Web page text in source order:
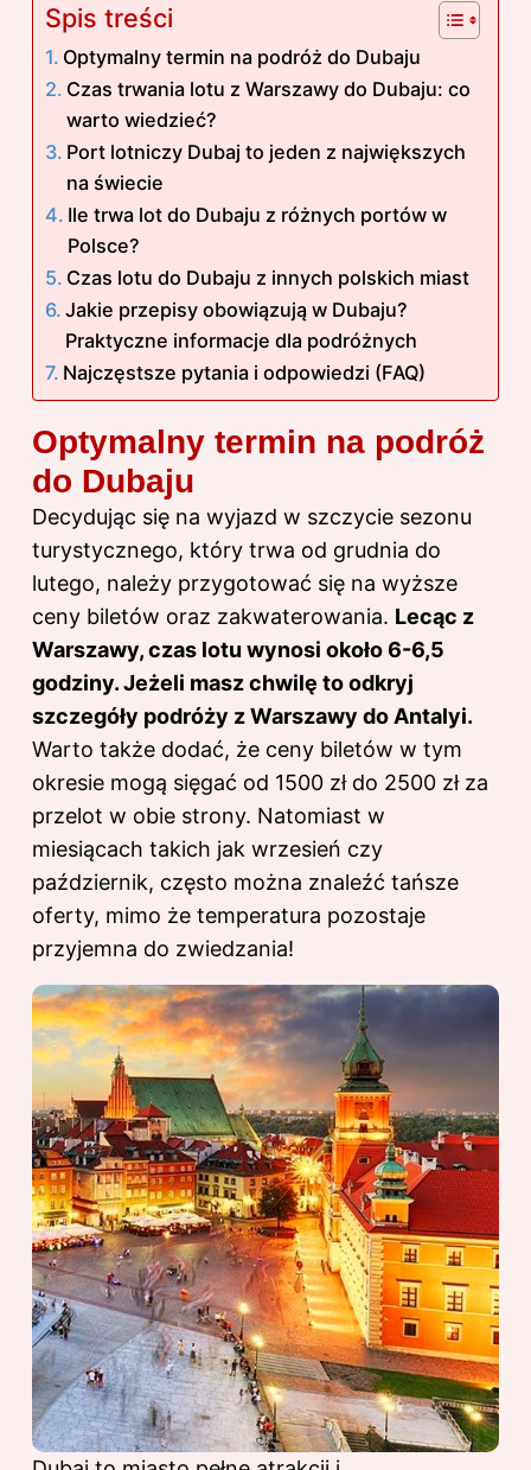
Spis treści
Optymalny termin na podróż do Dubaju
Czas trwania lotu z Warszawy do Dubaju: co
warto wiedzieć?
Port lotniczy Dubaj to jeden z największych
na świecie
Ile trwa lot do Dubaju z różnych portów w
Polsce?
Czas lotu do Dubaju z innych polskich miast
Jakie przepisy obowiązują w Dubaju?
Praktyczne informacje dla podróżnych
Najczęstsze pytania i odpowiedzi (FAQ)
Optymalny termin na podróż
do Dubaju
Decydując się na wyjazd w szczycie sezonu
turystycznego, który trwa od grudnia do
lutego, należy przygotować się na wyższe
ceny biletów oraz zakwaterowania. Lecąc z
Warszawy, czas lotu wynosi około 6-6,5
godziny. Jeżeli masz chwilę to odkryj
szczegóły podróży z Warszawy do Antalyi.
Warto także dodać, że ceny biletów w tym
okresie mogą sięgać od 1500 zł do 2500 zł za
przelot w obie strony. Natomiast w
miesiącach takich jak wrzesień czy
październik, często można znaleźć tańsze
oferty, mimo że temperatura pozostaje
przyjemna do zwiedzania!